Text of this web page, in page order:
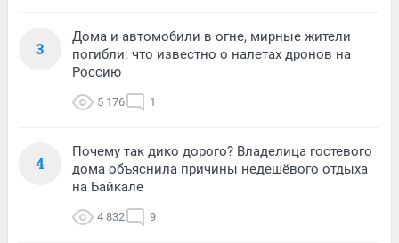
3
Дома и автомобили в огне, мирные жители
погибли: что известно о налетах дронов на
Россию
5 176 1
4
Почему так дико дорого? Владелица гостевого
дома объяснила причины недешёвого отдыха
на Байкале
4 832 9